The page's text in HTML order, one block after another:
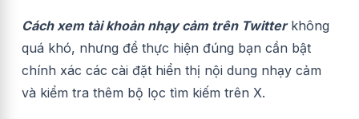
Cách xem tài khoản nhạy cảm trên Twitterkhông
quá khó, nhưng để thực hiện đúng bạn cần bật
chính xác các cài đặt hiển thị nội dung nhạy cảm
và kiểm tra thêm bộ lọc tìm kiếm trên X.